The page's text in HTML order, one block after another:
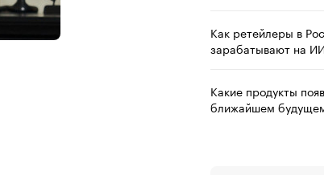
Как ретейлеры в
зарабатывают на
Какие продукты
ближайшем